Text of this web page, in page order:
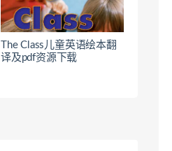
The Class儿童英语绘本翻
译及pdf资源下载